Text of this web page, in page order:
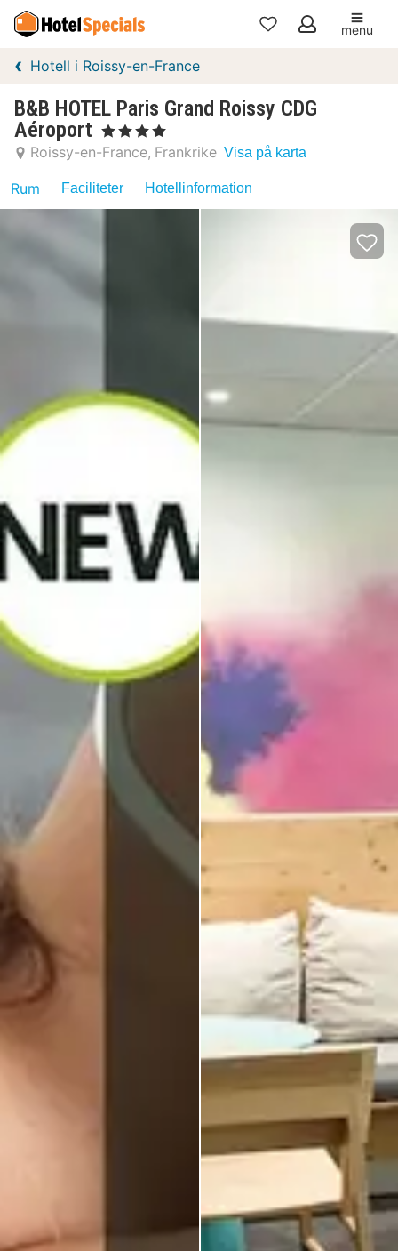
Mina
menu
Hotell i Roissy-en-France
B&B HOTEL Paris Grand Roissy CDG
Aéroport
, 4 Stjärnor
Roissy-en-France Frankrike Visa på karta
Rum Faciliteter Hotellinformation